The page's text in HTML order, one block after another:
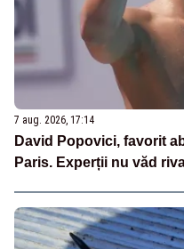
7 aug. 2026, 17:14
David Popovici, favorit
Paris. Experții nu văd